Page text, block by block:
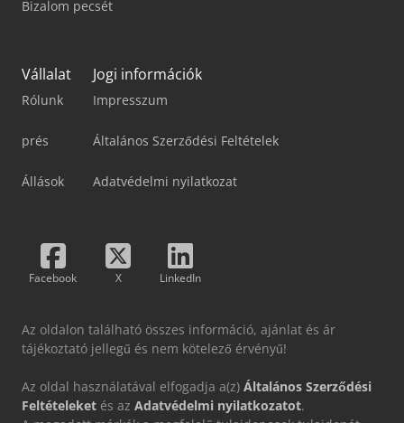
Bizalom pecsét
Vállalat
Rólunk
prés
Állások
Jogi információk
Impresszum
Általános Szerződési Feltételek
Adatvédelmi nyilatkozat
Facebook X LinkedIn
Az oldalon található összes információ, ajánlat és ár
tájékoztató jellegű és nem kötelező érvényű!
Az oldal használatával elfogadja a(z) Általános Szerződési
Feltételeket és az Adatvédelmi nyilatkozatot.